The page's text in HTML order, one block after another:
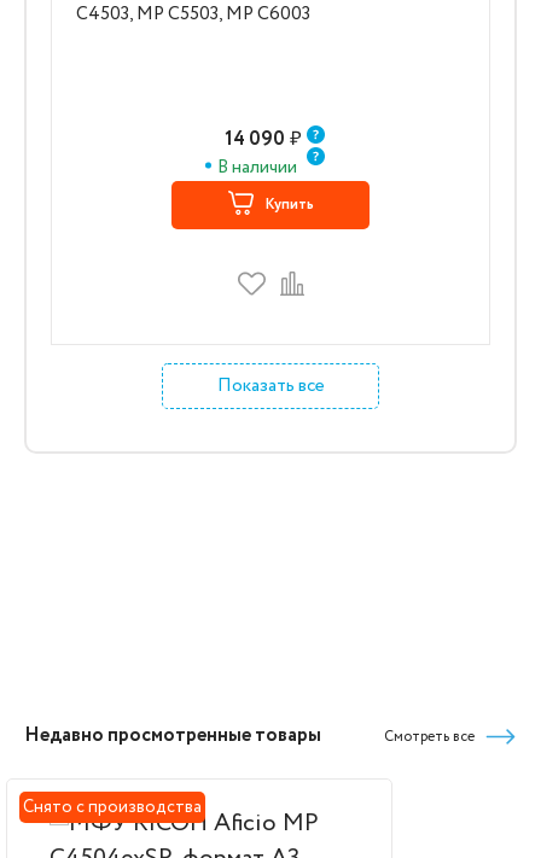
C4503, MP C5503, MP C6003
14 090 ₽
В наличии
Купить
Показать все
Недавно просмотренные товары Смотреть все
Снято с производства